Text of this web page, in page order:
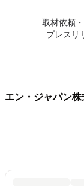
取材依頼
プレスリ
エン・ジャパン株